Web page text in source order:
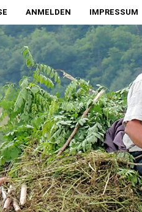
ANMELDEN IMPRESSUM